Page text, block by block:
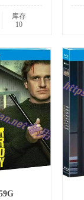
库存
10